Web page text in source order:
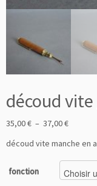
découd
35,00€ – 37,00€
découd vite manche en
fonction